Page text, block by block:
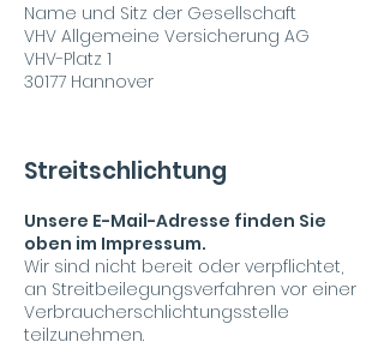
Name und Sitz der Gesellschaft
VHV Allgemeine Versicherung AG
VHV-Platz 1
30177 Hannover
Streitschlichtung
Unsere E-Mail-Adresse finden Sie
oben im Impressum.
Wir sind nicht bereit oder verpflichtet,
an Streitbeilegungsverfahren vor einer
Verbraucherschlichtungsstelle
teilzunehmen.